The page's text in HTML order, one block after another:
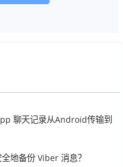
聊天记录从Android传输到
地备份 Viber 消息？